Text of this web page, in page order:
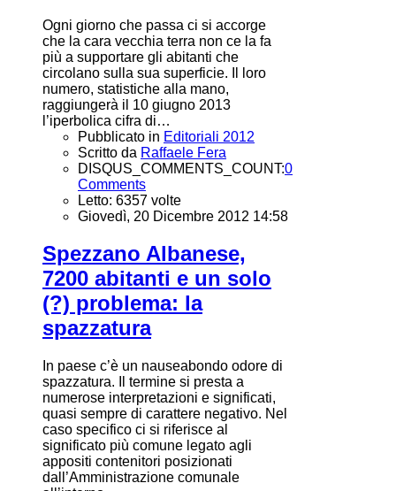
Ogni giorno che passa ci si accorge
che la cara vecchia terra non ce la fa
più a supportare gli abitanti che
circolano sulla sua superficie. Il loro
numero, statistiche alla mano,
raggiungerà il 10 giugno 2013
l’iperbolica cifra di…
Pubblicato in Editoriali 2012
Scritto da Raffaele Fera
DISQUS_COMMENTS_COUNT:0
Comments
Letto: 6357 volte
Giovedì, 20 Dicembre 2012 14:58
Spezzano Albanese,
7200 abitanti e un solo
(?) problema: la
spazzatura
In paese c’è un nauseabondo odore di
spazzatura. Il termine si presta a
numerose interpretazioni e significati,
quasi sempre di carattere negativo. Nel
caso specifico ci si riferisce al
significato più comune legato agli
appositi contenitori posizionati
dall’Amministrazione comunale